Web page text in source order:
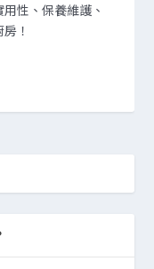
性、保養維護、
！